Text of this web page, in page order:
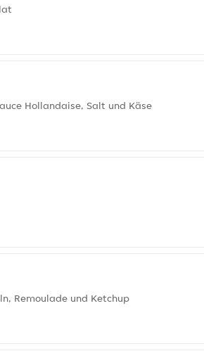
Hollandaise, Salt und Käse
Remoulade und Ketchup